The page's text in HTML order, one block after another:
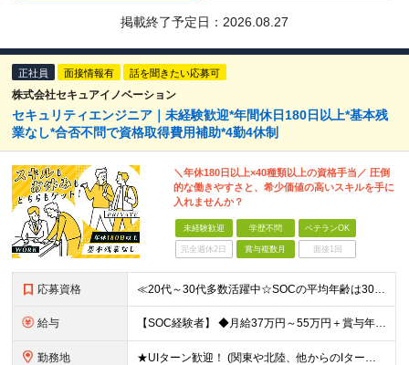
掲載終了予定日： 2026.08.27
正社員 面接情報有 話を聞きたい応募可
株式会社セキュアイノベーション
セキュリティエンジニア｜未経験歓迎*年間休日180日以上*基本残
業なし*合否不問で資格取得費用補助*4勤4休制
＼年休180日以上×40種類以上の資格手当／ 圧倒
的な働きやすさと、希少価値の高いスキルを手に
入れませんか？
未経験歓迎 学歴不問 ベテランOK
完全週休2日 賞与複数月 面接1回
応募資格 ≪20代～30代多数活躍中☆SOCの平均年齢は30歳≫ ■未経験歓迎 ■学歴不問 ≪こんな方にピッタリ！≫ □サイバーセキュリティやIT業界に興味がある □ずっと必要とされるスキルを身につけて活躍し
給与 【SOC経験者】 ◆月給37万円～55万円＋賞与年2回＋諸手当 └3～5年の経験者を想定 【未経験者】 ◆月給25万円～55万円＋賞与年2回＋諸手当 ※給与については経験・能力・前職給与等を十分に
勤務地 ★UIターン歓迎！ (関東や北陸、他からのIターン・外国籍の方の移住などたくさんの例があります！) ■福岡オフィス 福岡県福岡市中央区渡辺通二丁目4番8号 福岡小学館ビル5F サービスオフィス福岡薬